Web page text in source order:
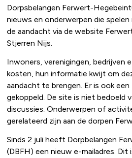
Dorpsbelangen Ferwert-
nieuws en onderwerpen die
de aandacht via de website
Stjerren Nijs.
Inwoners, verenigingen, bedrijven
kosten, hun informatie kwijt om
aandacht te brengen. Er is ook een
gekoppeld. De site is niet bedoeld
discussies. Onderwerpen of
gerelateerd zijn aan de dorpen
Sinds 2 juli heeft Dorpbelangen
(DBFH) een nieuw e-mailadres. Dit